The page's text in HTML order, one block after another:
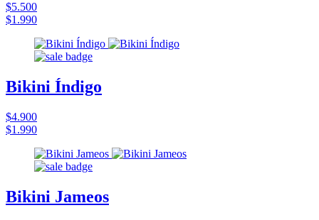
$5.500
$1.990
Bikini Índigo
$4.900
$1.990
Bikini Jameos